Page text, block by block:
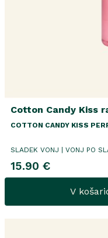
Cotton Candy Kiss
COTTON CANDY KISS
SLADEK VONJ | VONJ PO
15.90 €
V